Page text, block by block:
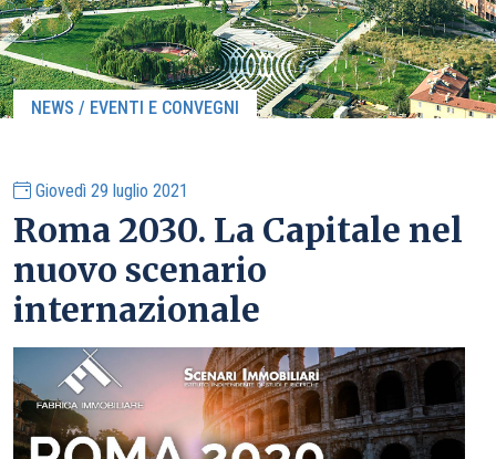
NEWS / EVENTI E CONVEGNI
Giovedì 29 luglio 2021
Roma 2030. La Capitale nel
nuovo scenario
internazionale